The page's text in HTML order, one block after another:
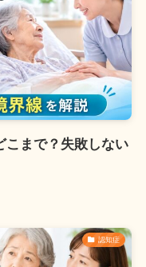
こまで？失敗しない
認知症